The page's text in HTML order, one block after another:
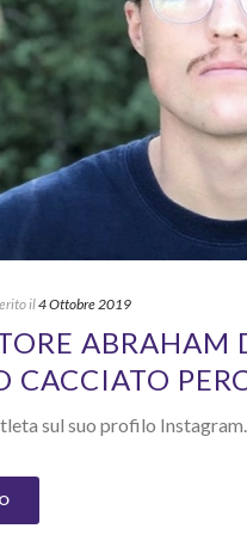
il4 Ottobre 2019
ABRAHAM
CACCIATO
sul suo profilo Instagram.